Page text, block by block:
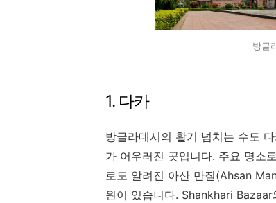
방글
1. 다카
방글라데시의 활기 넘치는 수도
가 어우러진 곳입니다. 주요 명소
로도 알려진 아산 만질(Ahsan
원이 있습니다. Shankhari